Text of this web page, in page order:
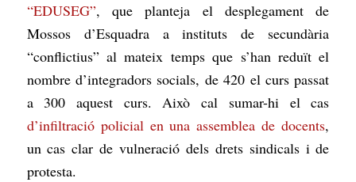
“EDUSEG”, que planteja el desplegament de
Mossos d’Esquadra a instituts de secundària
“conflictius” al mateix temps que s’han reduït el
nombre d’integradors socials, de 420 el curs passat
a 300 aquest curs. Això cal sumar-hi el cas
d’infiltració policial en una assemblea de docents,
un cas clar de vulneració dels drets sindicals i de
protesta.